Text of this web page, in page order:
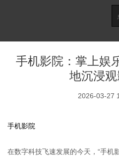
手机影院：掌上娱
地沉浸
2026-03-27
手机影院
在数字科技飞速发展的今天，“手机